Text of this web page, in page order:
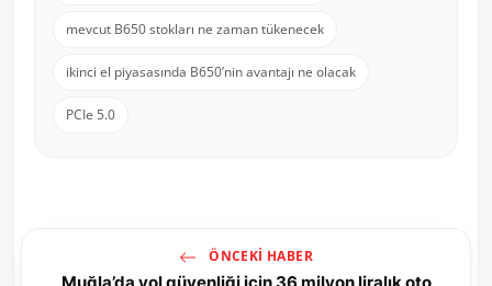
mevcut B650 stokları ne zaman tükenecek
ikinci el piyasasında B650’nin avantajı ne olacak
PCIe 5.0
ÖNCEKI HABER
Muğla’da yol güvenliği için 36 milyon liralık oto